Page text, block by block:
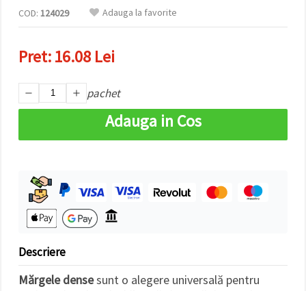
cookie -uri
dat și
pe butonul
"Salvați"
Аcceptati
toate!
COD: 124029 Adauga la favorite
Pret:16.08 Lei
pachet
Adauga in Cos
Descriere
Mărgele densesunt o alegere universală pentru